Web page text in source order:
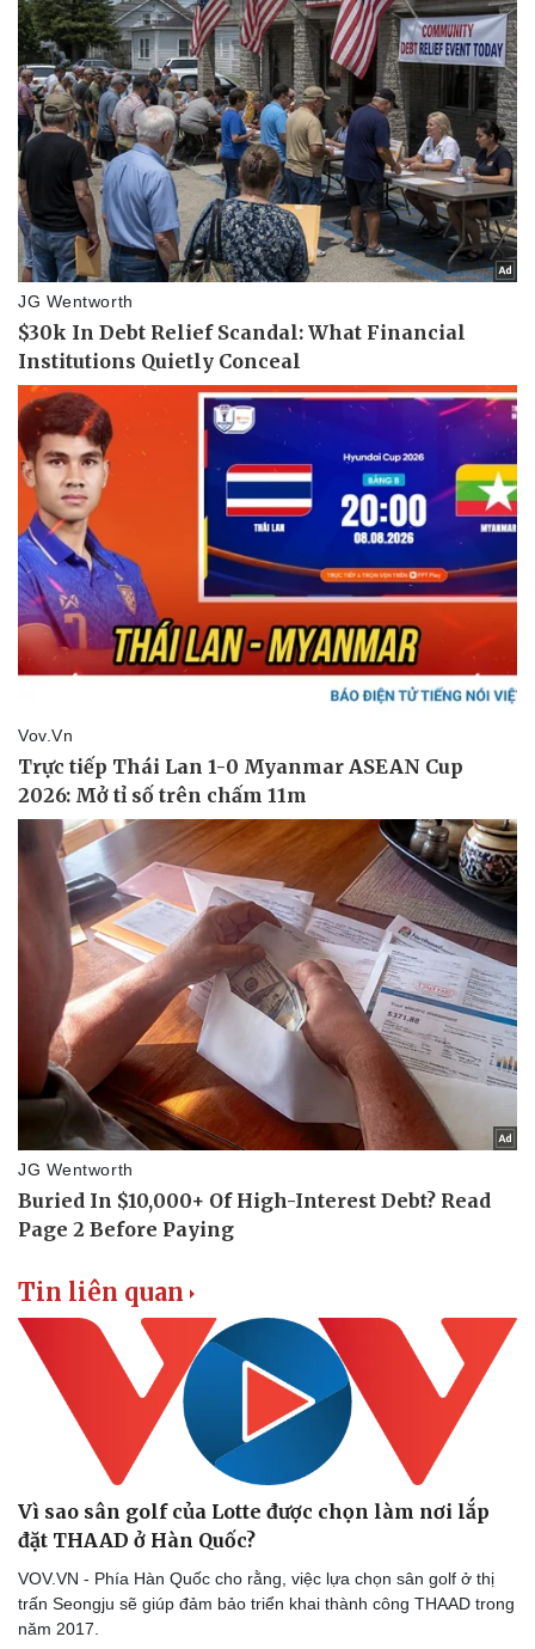
Pháp luật
Vụ án
Tin nóng
Tư vấn luật
Quân sự - Quốc phòng
Việt Nam
Phân tích
Tin liên quan
Vì sao sân golf của Lotte được chọn làm nơi lắp
đặt THAAD ở Hàn Quốc?
VOV.VN - Phía Hàn Quốc cho rằng, việc lựa chọn sân golf ở thị
trấn Seongju sẽ giúp đảm bảo triển khai thành công THAAD trong
năm 2017.